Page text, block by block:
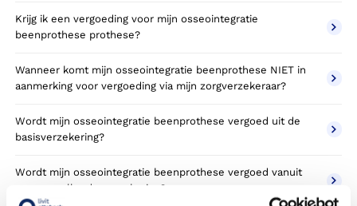
Krijg ik een vergoeding voor mijn osseointegratie
beenprothese prothese?
Wanneer komt mijn osseointegratie beenprothese NIET in
aanmerking voor vergoeding via mijn zorgverzekeraar?
Wordt mijn osseointegratie beenprothese vergoed uit de
basisverzekering?
Wordt mijn osseointegratie beenprothese vergoed vanuit
een aanvullende verzekering?